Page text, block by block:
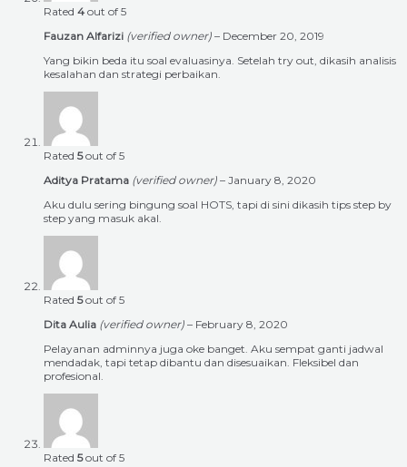
Rated 4 out of 5
Fauzan Alfarizi (verified owner) – December 20, 2019
Yang bikin beda itu soal evaluasinya. Setelah try out, dikasih analisis
kesalahan dan strategi perbaikan.
Rated 5out of 5
Aditya Pratama (verified owner) – January 8, 2020
Aku dulu sering bingung soal HOTS, tapi di sini dikasih tips step by
step yang masuk akal.
Rated 5out of 5
Dita Aulia (verified owner) – February 8, 2020
Pelayanan adminnya juga oke banget. Aku sempat ganti jadwal
mendadak, tapi tetap dibantu dan disesuaikan. Fleksibel dan
profesional.
Rated 5out of 5